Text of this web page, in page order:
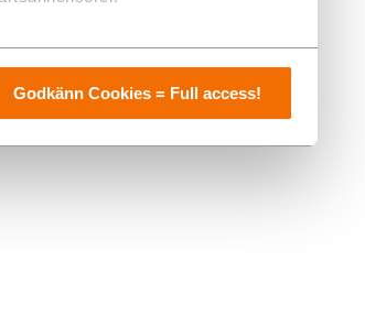
Godkänn Cookies = Full access!